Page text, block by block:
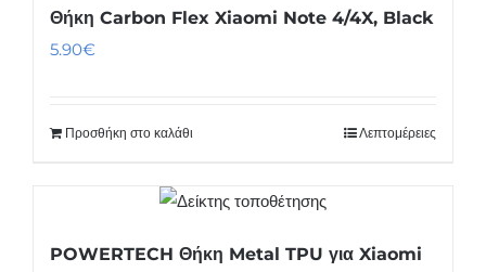
Θήκη Carbon Flex Xiaomi Note 4/4X, Black
5.90€
Προσθήκη στο καλάθι Λεπτομέρειες
POWERTECH Θήκη Metal TPU για Xiaomi